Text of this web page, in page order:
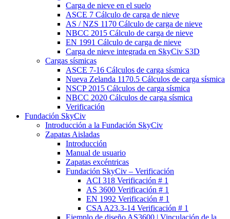
Carga de nieve en el suelo
ASCE 7 Cálculo de carga de nieve
AS / NZS 1170 Cálculo de carga de nieve
NBCC 2015 Cálculo de carga de nieve
EN 1991 Cálculo de carga de nieve
Carga de nieve integrada en SkyCiv S3D
Cargas sísmicas
ASCE 7-16 Cálculos de carga sísmica
Nueva Zelanda 1170.5 Cálculos de carga sísmica
NSCP 2015 Cálculos de carga sísmica
NBCC 2020 Cálculos de carga sísmica
Verificación
Fundación SkyCiv
Introducción a la Fundación SkyCiv
Zapatas Aisladas
Introducción
Manual de usuario
Zapatas excéntricas
Fundación SkyCiv – Verificación
ACI 318 Verificación # 1
AS 3600 Verificación # 1
EN 1992 Verificación # 1
CSA A23.3-14 Verificación # 1